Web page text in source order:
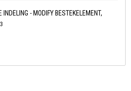
INDELING - MODIFY BESTEKELEMENT,